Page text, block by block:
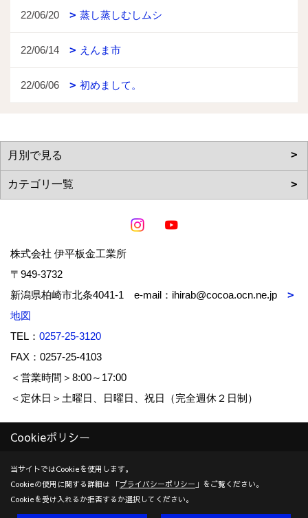
22/06/20 蒸し蒸しむしムシ
22/06/14 えんま市
22/06/06 初めまして。
株式会社 伊平板金工業所
〒949-3732
新潟県柏崎市北条4041-1 e-mail：ihirab@cocoa.ocn.ne.jp
地図
TEL： 0257-25-3120
FAX：0257-25-4103
＜営業時間＞8:00～17:00
＜定休日＞土曜日、日曜日、祝日（完全週休２日制）
Reserved.
Produced byゴデスクリエイト
Cookieポリシー
当サイトではCookieを使用します。
Cookieの使用に関する詳細は 「プライバシーポリシー 」をご覧ください。
Cookieを受け入れるか拒否するか選択してください。